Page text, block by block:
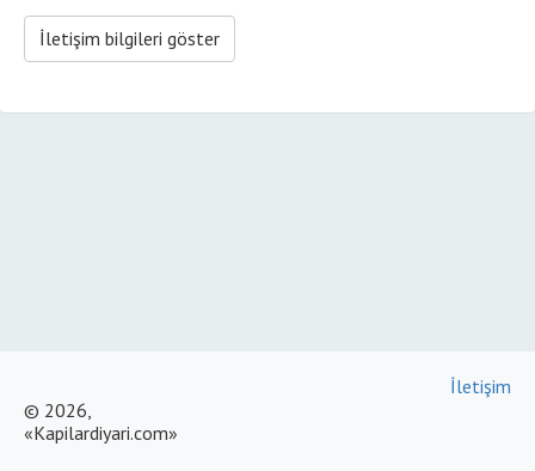
İletişim bilgileri göster
© 2026,
«Kapilardiyari.com»
İletişim